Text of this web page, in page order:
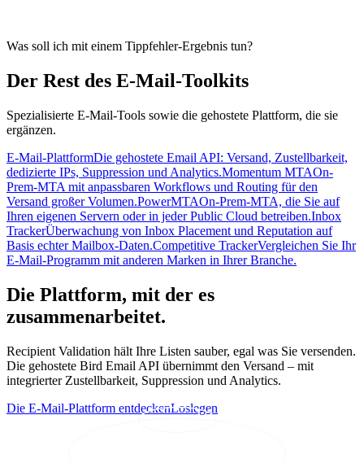
Was soll ich mit einem Tippfehler-Ergebnis tun?
Der Rest des E-Mail-Toolkits
Spezialisierte E-Mail-Tools sowie die gehostete Plattform, die sie
ergänzen.
E-Mail-PlattformDie gehostete Email API: Versand, Zustellbarkeit,
dedizierte IPs, Suppression und Analytics.Momentum MTAOn-
Prem-MTA mit anpassbaren Workflows und Routing für den
Versand großer Volumen.PowerMTAOn-Prem-MTA, die Sie auf
Ihren eigenen Servern oder in jeder Public Cloud betreiben.Inbox
TrackerÜberwachung von Inbox Placement und Reputation auf
Basis echter Mailbox-Daten.Competitive TrackerVergleichen Sie Ihr
E-Mail-Programm mit anderen Marken in Ihrer Branche.
Die Plattform, mit der es
zusammenarbeitet.
Recipient Validation hält Ihre Listen sauber, egal was Sie versenden.
Die gehostete Bird Email API übernimmt den Versand – mit
integrierter Zustellbarkeit, Suppression und Analytics.
Die E-Mail-Plattform entdeckenLoslegen